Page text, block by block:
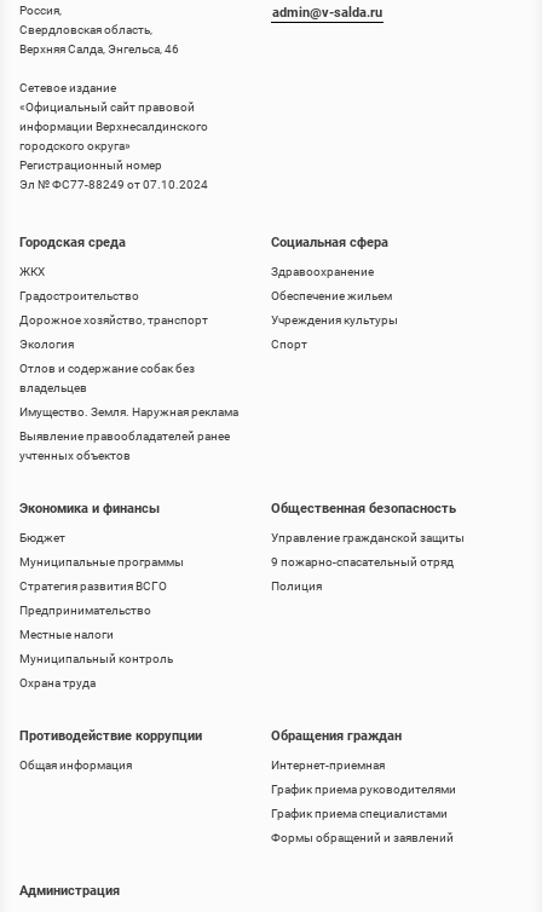
Россия,
Свердловская область,
Верхняя Салда, Энгельса, 46
Сетевое издание
«Официальный сайт правовой
информации Верхнесалдинского
городского округа»
Регистрационный номер
Эл № ФС77-88249 от 07.10.2024
Городская среда
ЖКХ
Градостроительство
Дорожное хозяйство, транспорт
Экология
Отлов и содержание собак без
владельцев
Имущество. Земля. Наружная реклама
Выявление правообладателей ранее
учтенных объектов
Социальная сфера
Здравоохранение
Обеспечение жильем
Учреждения культуры
Спорт
admin@v-salda.ru
Экономика и финансы
Бюджет
Муниципальные программы
Стратегия развития ВСГО
Предпринимательство
Местные налоги
Муниципальный контроль
Охрана труда
Общественная безопасность
Управление гражданской защиты
9 пожарно-спасательный отряд
Полиция
Противодействие коррупции
Общая информация
Обращения граждан
Интернет-приемная
График приема руководителями
График приема специалистами
Формы обращений и заявлений
Администрация